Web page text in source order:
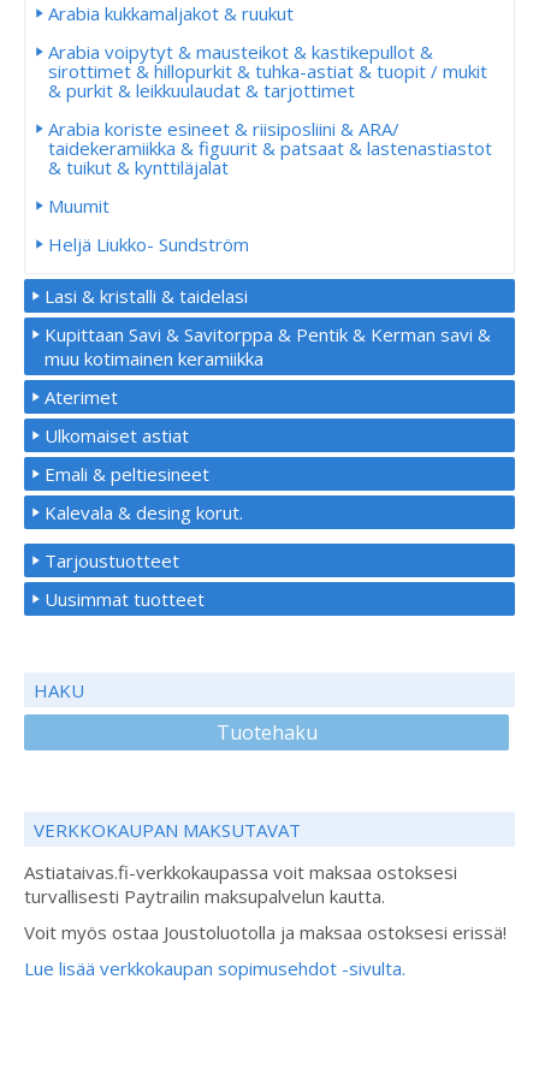
Arabia kukkamaljakot & ruukut
Arabia voipytyt & mausteikot & kastikepullot &
sirottimet & hillopurkit & tuhka-astiat & tuopit / mukit
& purkit & leikkuulaudat & tarjottimet
Arabia koriste esineet & riisiposliini & ARA/
taidekeramiikka & figuurit & patsaat & lastenastiastot
& tuikut & kynttiläjalat
Muumit
Heljä Liukko- Sundström
Lasi & kristalli & taidelasi
Kupittaan Savi & Savitorppa & Pentik & Kerman savi &
muu kotimainen keramiikka
Aterimet
Ulkomaiset astiat
Emali & peltiesineet
Kalevala & desing korut.
Tarjoustuotteet
Uusimmat tuotteet
HAKU
Tuotehaku
VERKKOKAUPAN MAKSUTAVAT
Astiataivas.fi-verkkokaupassa voit maksaa ostoksesi
turvallisesti Paytrailin maksupalvelun kautta.
Voit myös ostaa Joustoluotolla ja maksaa ostoksesi erissä!
Lue lisää verkkokaupan sopimusehdot -sivulta.